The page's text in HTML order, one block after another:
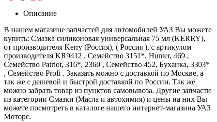
Описание
В нашем магазине запчастей для автомобилей УАЗ Вы можете
купить: Смазка силиконовая универсальная 75 мл (KERRY),
от производителя Kerry (Россия), ( Россия ), с артикулом
производителя KR9412 , Семейство 3151*, Hunter, 469 ,
Семейство Patriot, 316*, 2360 , Семейство 452, Буханка, 3303*
, Семейство Profi . Заказать можно с доставкой по Москве, а
так же с дешевой и быстрой доставкой по России. Так же
можно забрать товар из пунктов самовывоза. Другие запчасти
из категории Смазки (Масла и автохимия) и цены на них Вы
можете посмотреть в каталоге нашего интернет-магазина УАЗ
Моторс.